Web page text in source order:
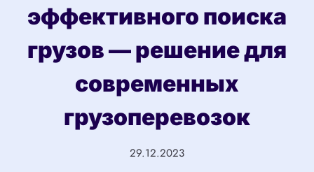
эффективного поиска
грузов — решение для
современных
грузоперевозок
29.12.2023